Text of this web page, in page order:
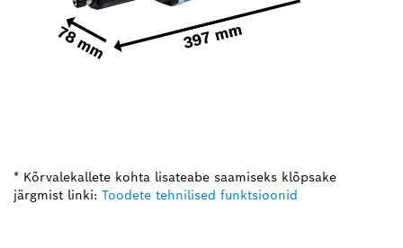
* Kõrvalekallete kohta lisateabe saamiseks klõpsake
järgmist linki: Toodete tehnilised funktsioonid